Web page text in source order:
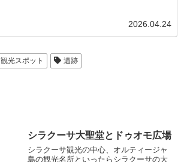
2026.04.24
観光スポット 遺跡
シラクーサ大聖堂とドゥオモ広場
シラクーサ観光の中心、オルティージャ
島の観光名所といったらシラクーサの大